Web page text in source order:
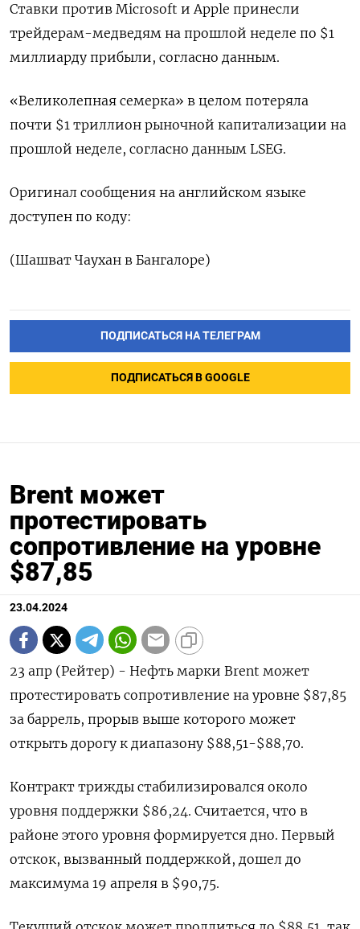
Ставки против Microsoft и Apple принесли
трейдерам-медведям на прошлой неделе по $1
миллиарду прибыли, согласно данным.
«Великолепная семерка» в целом потеряла
почти $1 триллион рыночной капитализации на
прошлой неделе, согласно данным LSEG.
Оригинал сообщения на английском языке
доступен по коду:
(Шашват Чаухан в Бангалоре)
ПОДПИСАТЬСЯ НА ТЕЛЕГРАМ
ПОДПИСАТЬСЯ В GOOGLE
Brent может
протестировать
сопротивление на уровне
$87,85
23.04.2024
23 апр (Рейтер) - Нефть марки Brent может
протестировать сопротивление на уровне $87,85
за баррель, прорыв выше которого может
открыть дорогу к диапазону $88,51-$88,70.
Контракт трижды стабилизировался около
уровня поддержки $86,24. Считается, что в
районе этого уровня формируется дно. Первый
отскок, вызванный поддержкой, дошел до
максимума 19 апреля в $90,75.